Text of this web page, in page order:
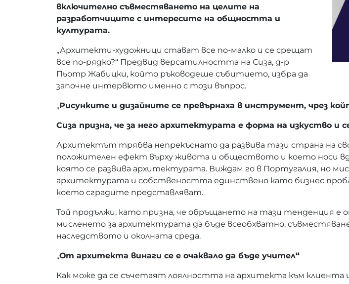
включително съвместяването на целите на
разработчиците с интересите на общността и
културата.
„Архитекти-художници стават все по-малко и се срещат
все по-рядко?“ Предвид версатилността на Сиза, д-р
Пьотр Жабицки, който ръководеше събитието, избра да
започне интервюто именно с този въпрос.
„Рисунките и дизайните се превърнаха в инструмент, чрез
Сиза призна, че за него архитектурата е форма на изкуство и
Архитектът трябва непрекъснато да развива тази страна на
положителен ефект върху живота и обществото и което носи
която се развива архитектурата. Виждам го в Португалия, но
архитектурата и собствеността единствено като бизнес
което сградите представляват.
Той продължи, като призна, че обръщането на тази тенденция е
мисленето за архитектурата да бъде всеобхватно,
наследството и околната среда.
„От архитекта винаги се е очаквало да бъде учител“
Как може да се съчетаят лоялността на архитекта към